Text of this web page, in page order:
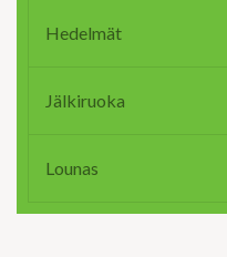
Hedelmät
Jälkiruoka
Lounas